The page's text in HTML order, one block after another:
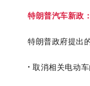
特朗普汽车新政
特朗普政府提出
· 取消相关电动车